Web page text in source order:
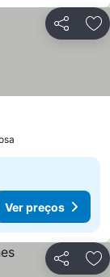
Partilhar
Ver preços
Partilhar